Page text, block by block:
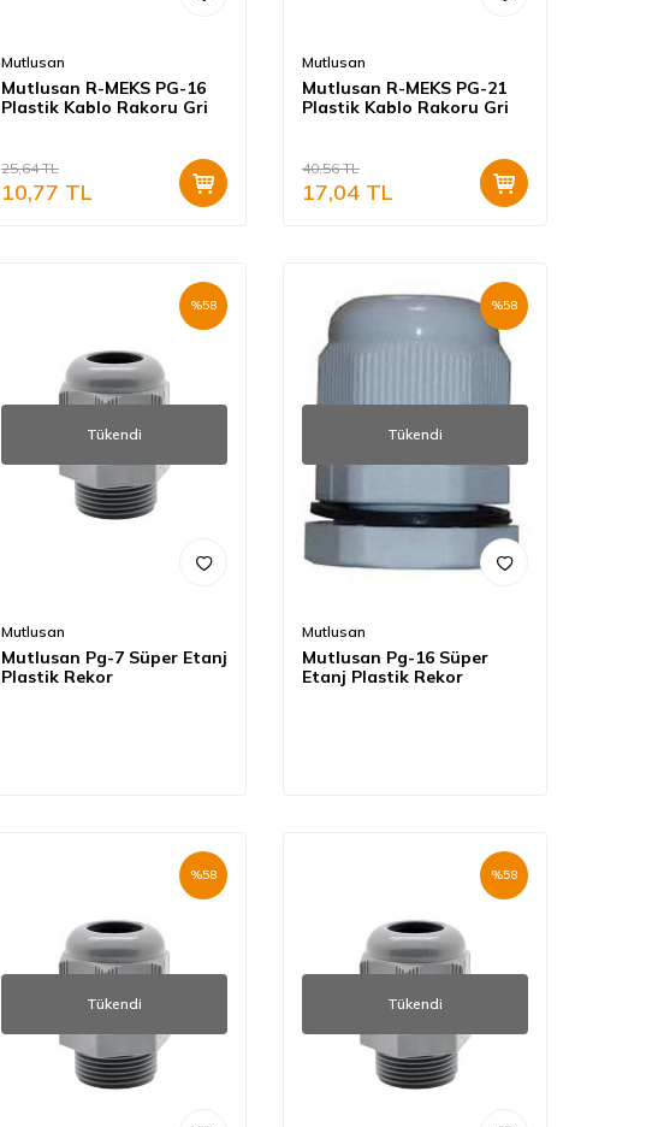
Mutlusan
Mutlusan R-MEKS PG-16
Plastik Kablo Rakoru Gri
25,64TL
10,77 TL
Mutlusan
Mutlusan R-MEKS PG-21
Plastik Kablo Rakoru Gri
40,56TL
17,04 TL
%58
Tükendi
Mutlusan
Mutlusan Pg-7 Süper Etanj
Plastik Rekor
%58
Tükendi
Mutlusan
Mutlusan Pg-16 Süper
Etanj Plastik Rekor
%58
Tükendi
%58
Tükendi